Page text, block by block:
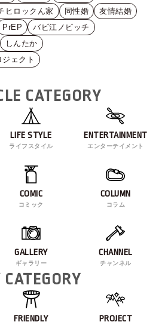
ヒロックん家 同性婚
友情結婚
PrEP
バビ江ノビッチ
しんたか
ェクト
CATEGORY
LIFE STYLE
ライフスタイル
ENTERTAINMENT
エンターテイメント
COMIC
コミック
COLUMN
コラム
GALLERY
ギャラリー
CHANNEL
チャンネル
FRIENDLY PROJECT